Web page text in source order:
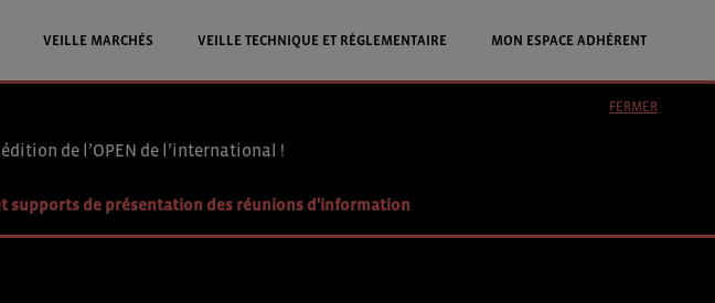
VEILLE MARCHÉS VEILLE TECHNIQUE ET RÉGLEMENTAIRE MON ESPACE ADHÉRENT
de l’OPEN de l’international !
supports de présentation des réunions d'information
FERMER